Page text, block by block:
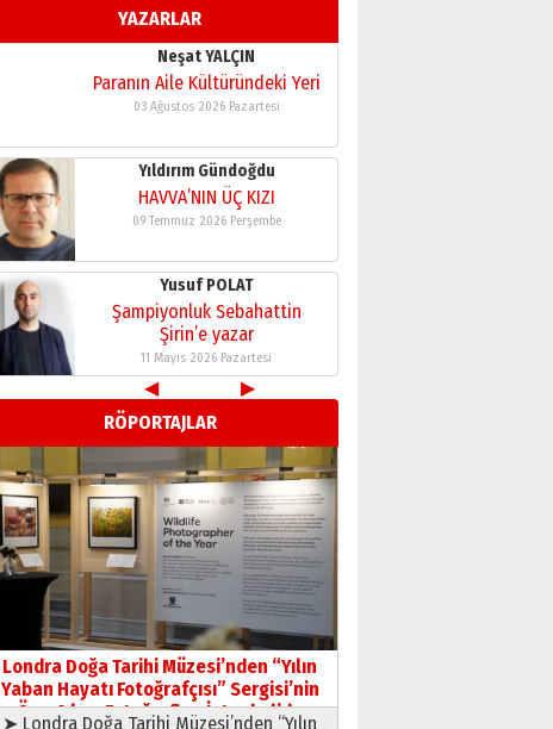
YAZARLAR
11 Mayıs 2026 Pazartesi
Neşat YALÇIN
Paranın Aile Kültüründeki Yeri
03 Ağustos 2026 Pazartesi
Yıldırım Gündoğdu
HAVVA’NIN ÜÇ KIZI
09 Temmuz 2026 Perşembe
Yusuf POLAT
Şampiyonluk Sebahattin
Şirin’e yazar
11 Mayıs 2026 Pazartesi
Neşat YALÇIN
Paranın Aile Kültüründeki Yeri
03 Ağustos 2026 Pazartesi
Yıldırım Gündoğdu
HAVVA’NIN ÜÇ KIZI
09 Temmuz 2026 Perşembe
Yusuf POLAT
Şampiyonluk Sebahattin
Şirin’e yazar
11 Mayıs 2026 Pazartesi
◀
▶
RÖPORTAJLAR
Londra Doğa Tarihi Müzesi’nden “Yılın
Yaban Hayatı Fotoğrafçısı” Sergisi’nin
Öne Çıkan Fotoğrafları İstanbul’da
➤ Londra Doğa Tarihi Müzesi’nden “Yılın